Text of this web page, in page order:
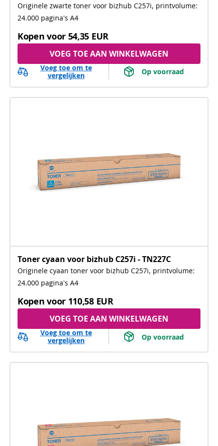
Originele zwarte toner voor bizhub C257i, printvolume:
24.000 pagina's A4
Kopen voor 54,35 EUR
VOEG TOE AAN WINKELWAGEN
Voeg toe om te
vergelijken
Op voorraad
Toner cyaan voor bizhub C257i - TN227C
Originele cyaan toner voor bizhub C257i, printvolume:
24.000 pagina's A4
Kopen voor 110,58 EUR
VOEG TOE AAN WINKELWAGEN
Voeg toe om te
vergelijken
Op voorraad